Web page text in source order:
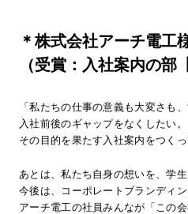
＊株式会社アーチ電工
（受賞：入社案内の部
「私たちの仕事の意義も大変さも
入社前後のギャップをなくしたい。
その目的を果たす入社案内をつく
あとは、私たち自身の想いを、学
今後は、コーポレートブランディン
アーチ電工の社員みんなが「この